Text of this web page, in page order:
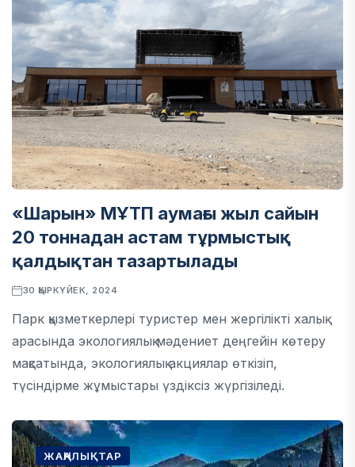
«Шарын» МҰТП аумағы жыл сайын
20 тоннадан астам тұрмыстық
қалдықтан тазартылады
30 ҚЫРКҮЙЕК, 2024
Парк қызметкерлері туристер мен жергілікті халық
арасында экологиялық мәдениет деңгейін көтеру
мақсатында, экологиялық акциялар өткізіп,
түсіндірме жұмыстары үздіксіз жүргізіледі.
ЖАҢАЛЫҚТАР